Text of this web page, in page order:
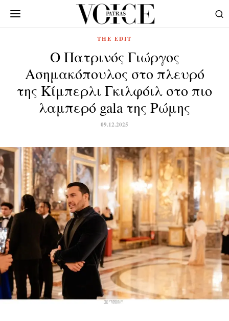
THE EDIT
Ο Πατρινός Γιώργος
Ασημακόπουλος στο πλευρό
της Κίμπερλι Γκιλφόιλ στο πιο
λαμπερό gala της Ρώμης
09.12.2025